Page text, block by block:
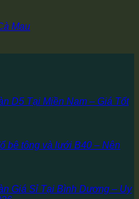
Mau
D5 Tại Miền Nam – Giá Tốt
bê tông và lưới B40 – Nên
Giá Sỉ Tại Bình Dương – Uy